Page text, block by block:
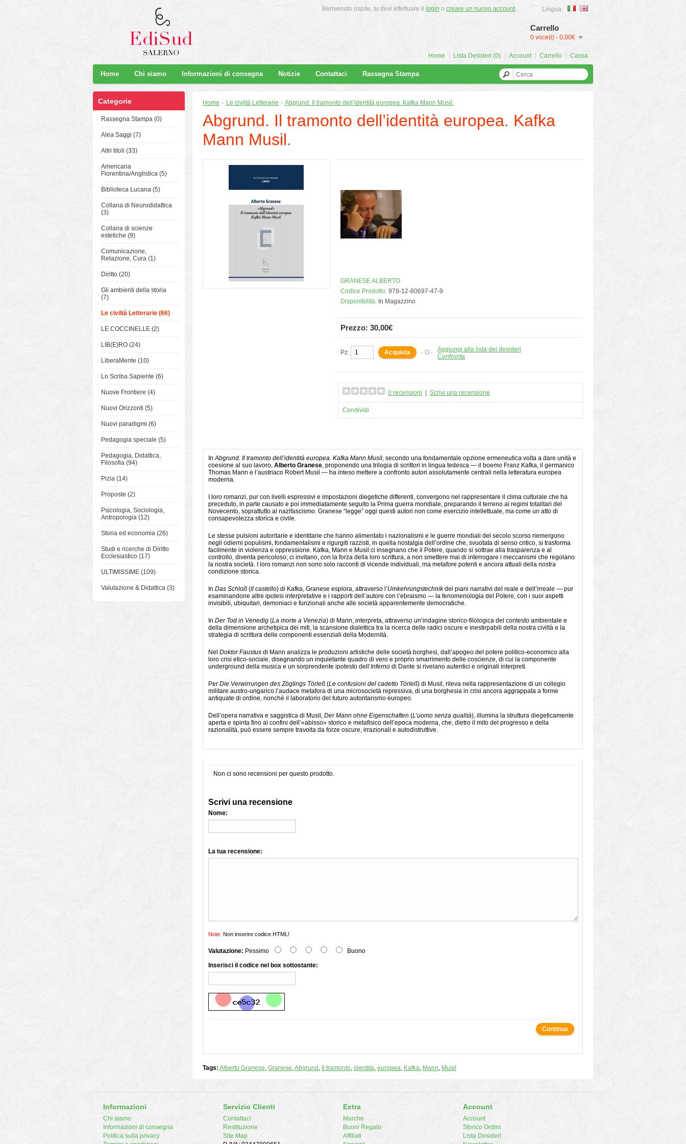
Lingua
Carrello
0 voce(i) - 0,00€
Benvenuto ospite, tu devi effettuare il login o creare un nuovo account.
Home Lista Desideri (0) Account Carrello Cassa
Home Chi siamo Informazioni di consegna Notizie Contattaci Rassegna Stampa
Categorie
Rassegna Stampa (0)
Alea Saggi (7)
Altri titoli (33)
Americana
Fiorentina/Anglistica (5)
Biblioteca Lucana (5)
Collana di Neurodidattica
(3)
Collana di scienze
estetiche (9)
Comunicazione,
Relazione, Cura (1)
Diritto (20)
Gli ambienti della storia
(7)
Le civiltà Letterarie (66)
LE COCCINELLE (2)
LIB(E)RO (24)
LiberaMente (10)
Lo Scriba Sapiente (6)
Nuove Frontiere (4)
Nuovi Orizzonti (5)
Nuovi paradigmi (6)
Pedagogia speciale (5)
Pedagogia, Didattica,
Filosofia (94)
Pizia (14)
Proposte (2)
Psicologia, Sociologia,
Antropologia (12)
Storia ed economia (26)
Studi e ricerche di Diritto
Ecclesiastico (17)
ULTIMISSIME (109)
Valutazione & Didattica (3)
Home » Le civiltà Letterarie » Abgrund. Il tramonto dell’identità europea. Kafka Mann Musil.
Abgrund. Il tramonto dell’identità europea. Kafka
Mann Musil.
GRANESE ALBERTO
Codice Prodotto: 979-12-80697-47-9
Disponibilità: In Magazzino
Prezzo: 30,00€
Pz: - O -
Aggiungi alla lista dei desideri
Confronta
0 recensioni Scrivi una recensione
Condividi
InAbgrund. Il tramonto dell’identità europea. Kafka Mann Musil, secondo una fondamentale opzione ermeneutica volta a dare unità e
coesione al suo lavoro, Alberto Granese, proponendo una trilogia di scrittori in lingua tedesca — il boemo Franz Kafka, il germanico
Thomas Mann e l’austriaco Robert Musil — ha inteso mettere a confronto autori assolutamente centrali nella letteratura europea
moderna.
I loro romanzi, pur con livelli espressivi e impostazioni diegetiche differenti, convergono nel rappresentare il clima culturale che ha
preceduto, in parte causato e poi immediatamente seguito la Prima guerra mondiale, preparando il terreno ai regimi totalitari del
Novecento, soprattutto al nazifascismo. Granese “legge” oggi questi autori non come esercizio intellettuale, ma come un atto di
consapevolezza storica e civile.
Le stesse pulsioni autoritarie e identitarie che hanno alimentato i nazionalismi e le guerre mondiali del secolo scorso riemergono
negli odierni populismi, fondamentalismi e rigurgiti razzisti, in quella nostalgia dell’ordine che, svuotata di senso critico, si trasforma
facilmente in violenza e oppressione. Kafka, Mann e Musil ci insegnano che il Potere, quando si sottrae alla trasparenza e al
controllo, diventa pericoloso; ci invitano, con la forza della loro scrittura, a non smettere mai di interrogare i meccanismi che regolano
la nostra società. I loro romanzi non sono solo racconti di vicende individuali, ma metafore potenti e ancora attuali della nostra
condizione storica.
In Das Schloß (Il castello) di Kafka, Granese esplora, attraverso l’Umkehrungstechnikdei piani narrativi del reale e dell’irreale — pur
esaminandone altre ipotesi interpretative e i rapporti dell’autore con l’ebraismo — la fenomenologia del Potere, con i suoi aspetti
invisibili, ubiquitari, demoniaci e funzionali anche alle società apparentemente democratiche.
In Der Tod in Venedig (La morte a Venezia) di Mann, interpreta, attraverso un’indagine storico-filologica del contesto ambientale e
della dimensione archetipica dei miti, la scansione dialettica tra la ricerca delle radici oscure e inestirpabili della nostra civiltà e la
strategia di scrittura delle componenti essenziali della Modernità.
Nel Doktor Faustus di Mann analizza le produzioni artistiche delle società borghesi, dall’apogeo del potere politico-economico alla
loro crisi etico-sociale, disegnando un inquietante quadro di vero e proprio smarrimento delle coscienze, di cui la componente
underground della musica e un sorprendente ipotesto dell’Inferno di Dante si rivelano autentici e originali interpreti.
Per Die Verwirrungen des Zöglings Törleß (Le confusioni del cadetto Törleß) di Musil, rileva nella rappresentazione di un collegio
militare austro-ungarico l’audace metafora di una microsocietà repressiva, di una borghesia in crisi ancora aggrappata a forme
antiquate di ordine, nonché il laboratorio del futuro autoritarismo europeo.
Dell’opera narrativa e saggistica di Musil, Der Mann ohne Eigenschaften (L’uomo senza qualità), illumina la struttura diegeticamente
aperta e spinta fino ai confini dell’«abisso» storico e metafisico dell’epoca moderna, che, dietro il mito del progresso e della
razionalità, può essere sempre travolta da forze oscure, irrazionali e autodistruttive.
Non ci sono recensioni per questo prodotto.
Scrivi una recensione
Nome:
La tua recensione:
Note: Non inserire codice HTML!
Valutazione: Pessimo
Buono
Inserisci il codice nel box sottostante:
Continua
Tags: Alberto Granese, Granese,Abgrund , Il tramonto, identità, europea, Kafka, Mann, Musil
Informazioni
Chi siamo
Informazioni di consegna
Politica sulla privacy
Servizio Clienti
Contattaci
Restituzione
Site Map
Extra
Marche
Buoni Regalo
Affiliati
Account
Account
Storico Ordini
Lista Desideri